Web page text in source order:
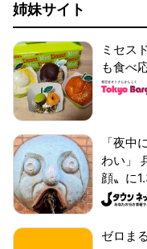
姉妹サイト
ミセス
も食べ
「夜中
わい」
顔〟に
ゼロまる